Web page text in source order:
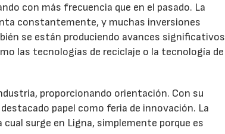
con más frecuencia que en el pasado. La
constantemente, y muchas inversiones
se están produciendo avances significativos
las tecnologías de reciclaje o la tecnología de
proporcionando orientación. Con su
papel como feria de innovación. La
surge en Ligna, simplemente porque es
07/2026 28/07/2026